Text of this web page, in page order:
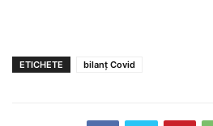
ETICHETE bilanț Covid